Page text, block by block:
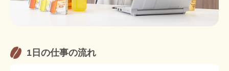
1日の仕事の流れ